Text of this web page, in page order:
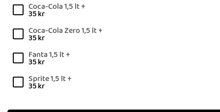
Coca-Cola 1,5 lt +
35kr
Coca-Cola Zero 1,5 lt +
35kr
Fanta 1,5 lt +
35kr
Sprite 1,5 lt +
35kr